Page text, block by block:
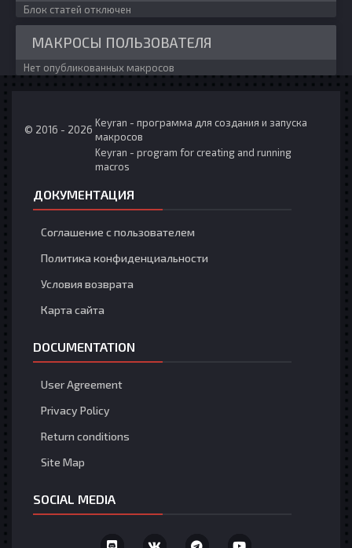
Блок статей отключен
МАКРОСЫ ПОЛЬЗОВАТЕЛЯ
Нет опубликованных макросов
© 2016 - 2026
Keyran - программа для создания и запуска
макросов
Keyran - program for creating and running
macros
ДОКУМЕНТАЦИЯ
Соглашение с пользователем
Политика конфиденциальности
Условия возврата
Карта сайта
DOCUMENTATION
User Agreement
Privacy Policy
Return conditions
Site Map
SOCIAL MEDIA